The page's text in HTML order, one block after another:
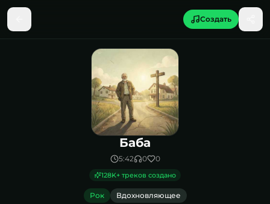
Песня Баба
Создать
Баба
5:42 0 0
128K+ треков создано
Рок Вдохновляющее